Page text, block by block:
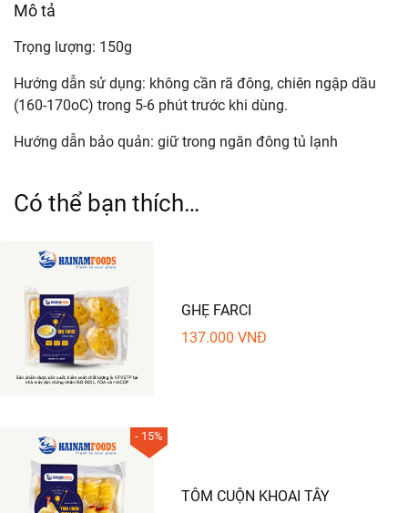
Mô tả
Trọng lượng: 150g
Hướng dẫn sử dụng: không cần rã đông, chiên ngập dầu
(160-170oC) trong 5-6 phút trước khi dùng.
Hướng dẫn bảo quản: giữ trong ngăn đông tủ lạnh
Có thể bạn thích…
GHẸ FARCI
137.000VNĐ
- 15%
TÔM CUỘN KHOAI TÂY